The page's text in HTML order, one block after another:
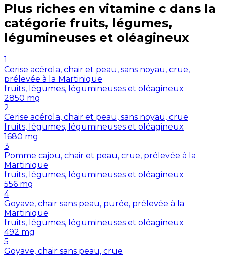
Plus riches en vitamine c dans la
catégorie fruits, légumes,
légumineuses et oléagineux
1
Cerise acérola, chair et peau, sans noyau, crue,
prélevée à la Martinique
fruits, légumes, légumineuses et oléagineux
2850 mg
2
Cerise acérola, chair et peau, sans noyau, crue
fruits, légumes, légumineuses et oléagineux
1680 mg
3
Pomme cajou, chair et peau, crue, prélevée à la
Martinique
fruits, légumes, légumineuses et oléagineux
556 mg
4
Goyave, chair sans peau, purée, prélevée à la
Martinique
fruits, légumes, légumineuses et oléagineux
492 mg
5
Goyave, chair sans peau, crue